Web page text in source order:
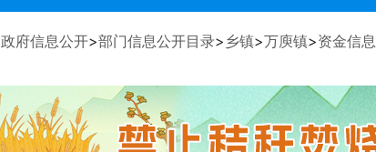
政府信息公开>部门信息公开目录> 乡镇>万庾镇>资金信息